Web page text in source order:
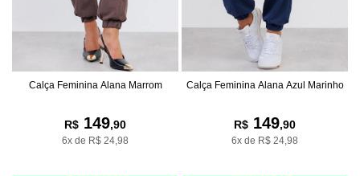
Calça Feminina Alana Marrom
R$ 149,90
6x de R$ 24,98
Calça Feminina Alana Azul Marinho
R$ 149,90
6x de R$ 24,98